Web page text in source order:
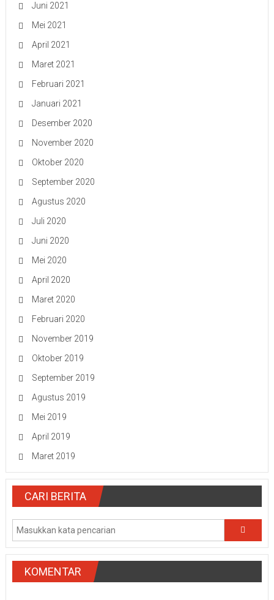
Juni 2021
Mei 2021
April 2021
Maret 2021
Februari 2021
Januari 2021
Desember 2020
November 2020
Oktober 2020
September 2020
Agustus 2020
Juli 2020
Juni 2020
Mei 2020
April 2020
Maret 2020
Februari 2020
November 2019
Oktober 2019
September 2019
Agustus 2019
Mei 2019
April 2019
Maret 2019
CARI BERITA
KOMENTAR